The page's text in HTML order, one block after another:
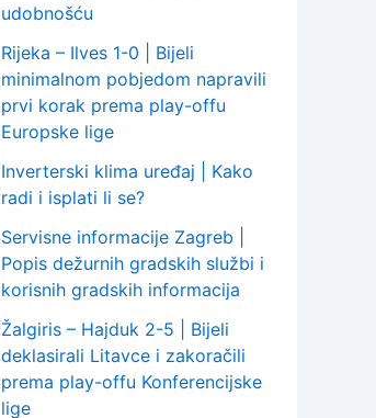
udobnošću
Rijeka – Ilves 1-0 | Bijeli
minimalnom pobjedom napravili
prvi korak prema play-offu
Europske lige
Inverterski klima uređaj | Kako
radi i isplati li se?
Servisne informacije Zagreb |
Popis dežurnih gradskih službi i
korisnih gradskih informacija
Žalgiris – Hajduk 2-5 | Bijeli
deklasirali Litavce i zakoračili
prema play-offu Konferencijske
lige